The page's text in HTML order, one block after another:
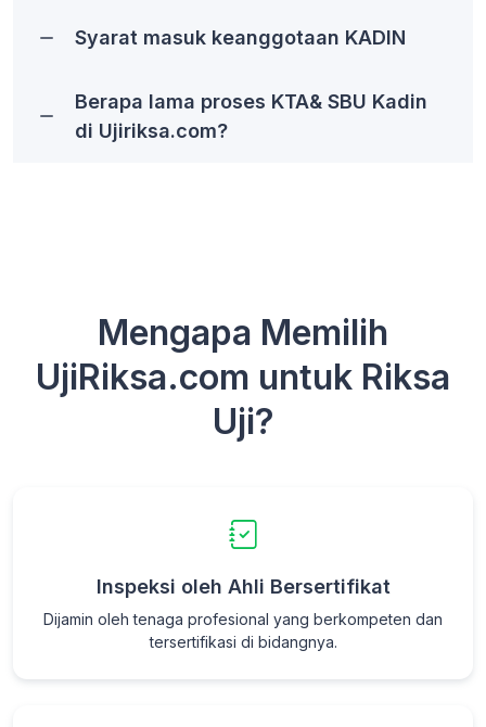
Syarat masuk keanggotaan KADIN
Berapa lama proses KTA& SBU Kadin
di Ujiriksa.com?
Mengapa Memilih
UjiRiksa.com untuk Riksa
Uji?
Inspeksi oleh Ahli Bersertifikat
Dijamin oleh tenaga profesional yang berkompeten dan
tersertifikasi di bidangnya.